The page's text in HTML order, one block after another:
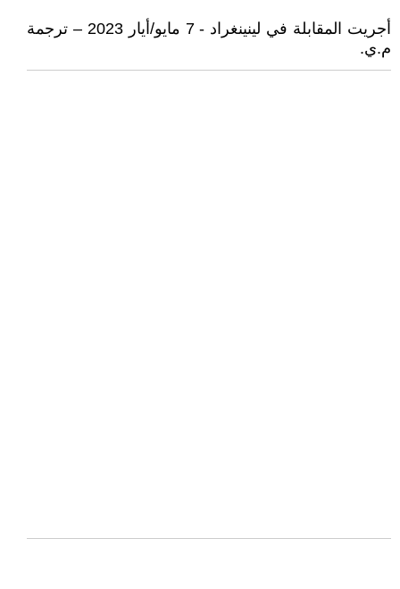
أجريت المقابلة في لينينغراد - 7 مايو/أيار 2023 – ترجمة
م.ي.